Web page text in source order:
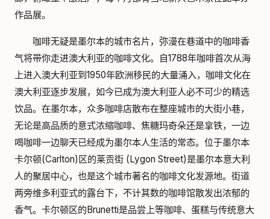
作品展。
咖啡无疑是墨尔本的城市名片，弥漫在巷道中的咖啡香
气将带你走进澳大利亚的咖啡文化。自1788年咖啡首次从海
上进入澳大利亚到1950年欧洲移民的大量涌入，咖啡文化在
澳大利亚逐步发展，如今已成为澳大利亚人必不可少的精选
饮品。在墨尔本，众多咖啡店散布在整座城市的大街小巷，
无论是高品质的意式浓缩咖啡、焦糖玛奇朵还是拿铁，一边
喝咖啡一边聊天已经成为墨尔本人生活的常态。位于墨尔本
卡尔顿(Carlton)区的莱贡街 (Lygon Street)是墨尔本意大利
人的聚居中心，也是这个城市著名的咖啡文化发源地。街道
两旁维多利亚式的露台下，不计其数的咖啡馆散发出浓郁的
香气。卡尔顿区的Brunetti是品尝上等咖啡、蛋糕与传统意大